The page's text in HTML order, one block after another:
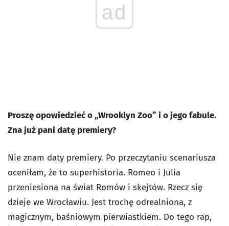
ad
Proszę opowiedzieć o „Wrooklyn Zoo” i o jego fabule.
Zna już pani datę premiery?
Nie znam daty premiery. Po przeczytaniu scenariusza
oceniłam, że to superhistoria. Romeo i Julia
przeniesiona na świat Romów i skejtów. Rzecz się
dzieje we Wrocławiu. Jest trochę odrealniona, z
magicznym, baśniowym pierwiastkiem. Do tego rap,